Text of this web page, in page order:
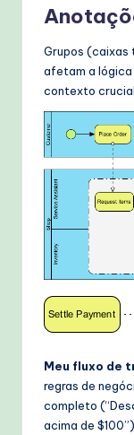
Grupos (caixas
afetam a lógica
contexto
Meu fluxo de
regras de
completo
acima de